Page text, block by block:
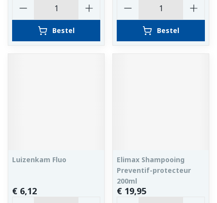
Bestel Bestel
Luizenkam Fluo
€ 6,12
Elimax Shampooing
Preventif-protecteur
200ml
€ 19,95